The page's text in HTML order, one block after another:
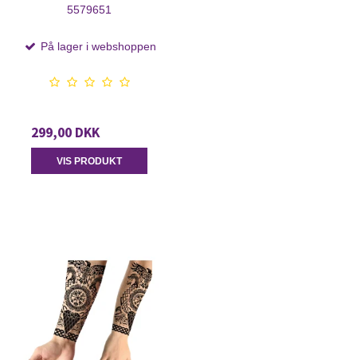
5579651
På lager i webshoppen
299,00 DKK
VIS PRODUKT